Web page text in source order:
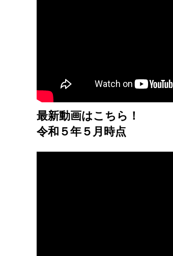
最新動画はこちら！
令和５年５月時点